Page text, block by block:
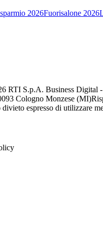
2026Fuorisalone 2026
RTI S.p.A. Business Digital
Cologno Monzese (MI)
espresso di utilizzare